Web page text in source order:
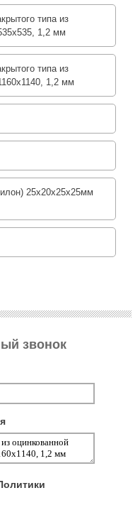
типа из
1,2 мм
типа из
1,2 мм
25х20х25х25мм
звонок